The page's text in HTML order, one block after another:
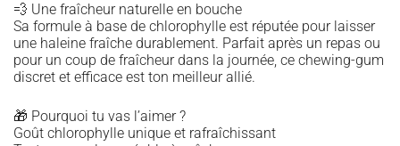
💨 Une fraîcheur naturelle en bouche
Sa formule à base de chlorophylle est réputée pour laisser
une haleine fraîche durablement. Parfait après un repas ou
pour un coup de fraîcheur dans la journée, ce chewing-gum
discret et efficace est ton meilleur allié.
🎁 Pourquoi tu vas l’aimer ?
Goût chlorophylle unique et rafraîchissant